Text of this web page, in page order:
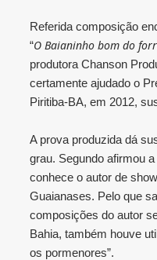
Referida composição
“O Baianinho bom do
produtora Chanson
certamente ajudado o
Piritiba-BA, em 2012,
A prova produzida dá
grau. Segundo afirmou
conhece o autor de
Guaianases. Pelo que
composições do autor
Bahia, também houve
os pormenores”.